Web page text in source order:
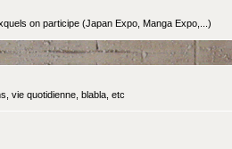
on participe (Japan Expo, Manga Expo,...)
vie quotidienne, blabla, etc